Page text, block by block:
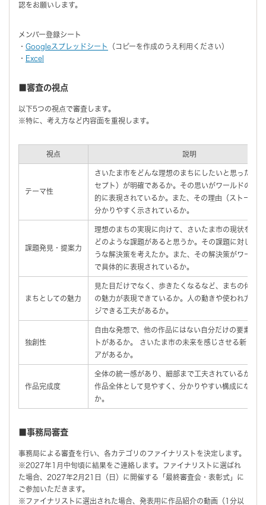
認をお願いします。
メンバー登録シート
・ Googleスプレッドシート
（コピーを作成のうえ利用ください）
・ Excel
■審査の視点
以下5つの視点で審査します。
※特に、考え方など内容面を重視します。
視点 説明
テーマ性
さいたま市をどんな理想のまちにしたいと思ったか
セプト）が明確であるか。その思いがワールドの中
的に表現されているか。また、その理由（ストーリ
分かりやすく示されているか。
課題発見・提案力
理想のまちの実現に向けて、さいたま市の現状を踏
どのような課題があると思うか。その課題に対して
うな解決策を考えたか。また、その解決策がワール
で具体的に表現されているか。
まちとしての魅力
見た目だけでなく、歩きたくなるなど、まちの体験
の魅力が表現できているか。人の動きや使われ方を
ジできる工夫があるか。
独創性
自由な発想で、他の作品にはない自分だけの要素や
トがあるか。 さいたま市の未来を感じさせる新しい
アがあるか。
作品完成度
全体の統一感があり、細部まで工夫されているか。
作品全体として見やすく、分かりやすい構成になっ
か。
■事務局審査
事務局による審査を行い、各カテゴリのファイナリストを決定します。
※2027年1月中旬頃に結果をご連絡します。ファイナリストに選ばれ
た場合、2027年2月21日（日）に開催する「最終審査会・表彰式」に
ご参加いただきます。
※ファイナリストに選出された場合、発表用に作品紹介の動画（1分以